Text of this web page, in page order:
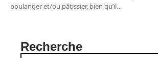
boulanger et/ou pâtissier, bien qu’il…
Recherche